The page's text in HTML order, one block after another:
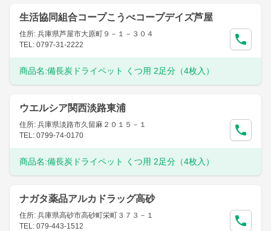
生活協同組合コープこうべコープデイズ芦屋
住所: 兵庫県芦屋市大原町９－１－３０４
TEL: 0797-31-2222
商品名:備長炭ドライペット くつ用 2足分（4枚入）
ウエルシア関西淡路東浦
住所: 兵庫県淡路市久留麻２０１５－１
TEL: 0799-74-0170
商品名:備長炭ドライペット くつ用 2足分（4枚入）
ナガタ薬品アルカドラッグ高砂
住所: 兵庫県高砂市高砂町栄町３７３－１
TEL: 079-443-1512